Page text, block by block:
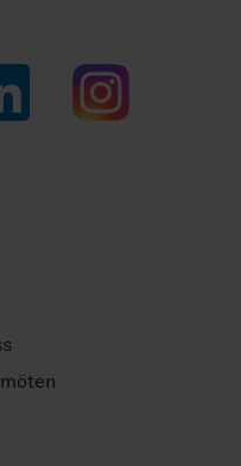
Instagram